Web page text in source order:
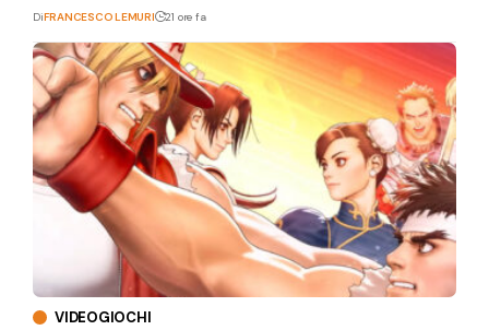
DiFRANCESCO LEMURI 21 ore fa
VIDEOGIOCHI